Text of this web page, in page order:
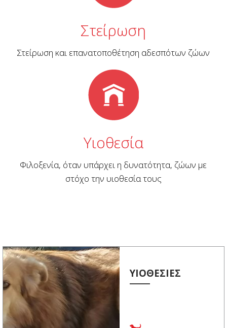
Στείρωση
Στείρωση και επανατοποθέτηση αδεσπότων ζώων
Υιοθεσία
Φιλοξενία, όταν υπάρχει η δυνατότητα, ζώων με
στόχο την υιοθεσία τους
ΥΙΟΘΕΣΙΕΣ